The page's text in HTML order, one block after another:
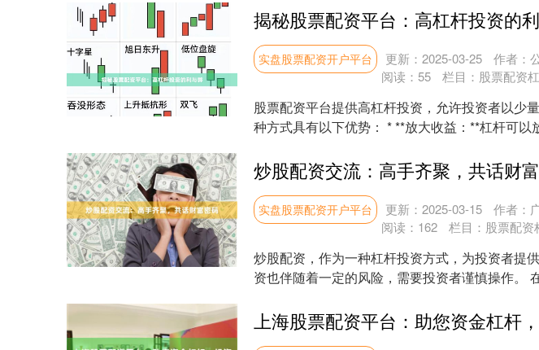
揭秘股票配资平台：高杠杆投资的
实盘股票配资开户平台 更新：2025-03-25
作者：
阅读： 55 栏目： 股票配资
股票配资平台提供高杠杆投资，允许投资者以少
种方式具有以下优势： * **放大收益：**杠杆可
炒股配资交流：高手齐聚，共话财
实盘股票配资开户平台 更新：2025-03-15
作者：
阅读： 162 栏目： 股票配资
炒股配资，作为一种杠杆投资方式，为投资者提
资也伴随着一定的风险，需要投资者谨慎操作。
上海股票配资平台：助您资金杠杆